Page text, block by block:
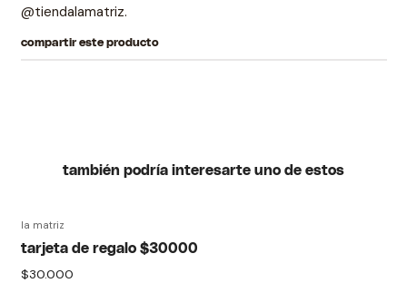
@tiendalamatriz.
compartir este producto
también podría interesarte uno de estos
la matriz
tarjeta de regalo $30000
$30.000